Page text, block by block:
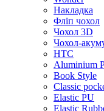
Накладка
Фліп чохол
Чохол 3D
Чохол-
HTC
Aluminium
Book Style
Classic
Elastic PU
Elastic